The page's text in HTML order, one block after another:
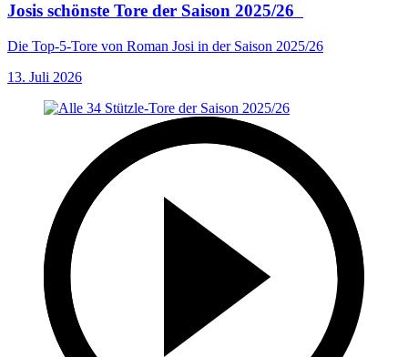
Josis schönste Tore der Saison 2025/26
Die Top-5-Tore von Roman Josi in der Saison 2025/26
13. Juli 2026